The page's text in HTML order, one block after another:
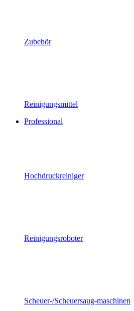
Zubehör
Reinigungsmittel
Professional
Hochdruckreiniger
Reinigungsroboter
Scheuer-/Scheuersaug-maschinen